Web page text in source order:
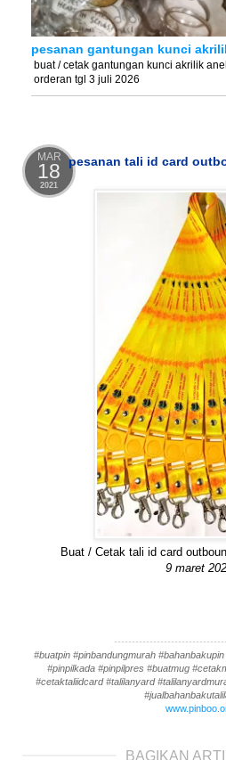
pesanan gantungan kunci
buat / cetak gantungan kunci akrilik
orderan tgl 3 juli 2026
MAR
18
2021
pesanan tali id card
Buat / Cetak tali id card
9 maret
#buatpin #pinbandungmurah
#pinpilkada #pinpilpres #buatmug
#cetaktaliidcard #talilanyard
BAGIKAN